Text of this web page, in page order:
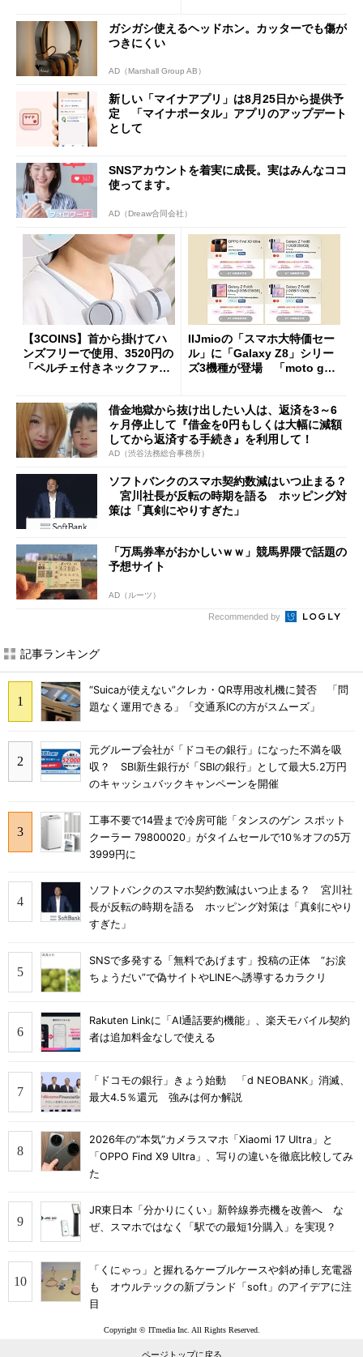
ガシガシ使えるヘッドホン。カッターでも傷が
つきにくい
AD（Marshall Group AB）
新しい「マイナアプリ」は8月25日から提供予
定 「マイナポータル」アプリのアップデート
として
SNSアカウントを着実に成長。実はみんなココ
使ってます。
AD（Dreaw合同会社）
【3COINS】首から掛けてハ
ンズフリーで使用、3520円の
「ペルチェ付きネックファ
IIJmioの「スマホ大特価セー
ル」に「Galaxy Z8」シリー
ズ3機種が登場 「moto g37
借金地獄から抜け出したい人は、返済を3～6
ヶ月停止して『借金を0円もしくは大幅に減額
してから返済する手続き』を利用して！
AD（渋谷法務総合事務所）
ソフトバンクのスマホ契約数減はいつ止まる？
宮川社長が反転の時期を語る ホッピング対
策は「真剣にやりすぎた」
「万馬券率がおかしいｗｗ」競馬界隈で話題の
予想サイト
AD（ルーツ）
Recommended by
記事ランキング
“Suicaが使えない”クレカ・QR専用改札機に賛否 「問
題なく運用できる」「交通系ICの方がスムーズ」
元グループ会社が「ドコモの銀行」になった不満を吸
収？ SBI新生銀行が「SBIの銀行」として最大5.2万円
のキャッシュバックキャンペーンを開催
工事不要で14畳まで冷房可能「タンスのゲン スポット
クーラー 79800020」がタイムセールで10％オフの5万
3999円に
ソフトバンクのスマホ契約数減はいつ止まる？ 宮川社
長が反転の時期を語る ホッピング対策は「真剣にやり
すぎた」
SNSで多発する「無料であげます」投稿の正体 “お涙
ちょうだい”で偽サイトやLINEへ誘導するカラクリ
Rakuten Linkに「AI通話要約機能」、楽天モバイル契約
者は追加料金なしで使える
「ドコモの銀行」きょう始動 「d NEOBANK」消滅、
最大4.5％還元 強みは何か解説
2026年の“本気”カメラスマホ「Xiaomi 17 Ultra」と
「OPPO Find X9 Ultra」、写りの違いを徹底比較してみ
た
JR東日本「分かりにくい」新幹線券売機を改善へ な
ぜ、スマホではなく「駅での最短1分購入」を実現？
「くにゃっ」と握れるケーブルケースや斜め挿し充電器
も オウルテックの新ブランド「soft」のアイデアに注
目
Copyright © ITmedia Inc. All Rights Reserved.